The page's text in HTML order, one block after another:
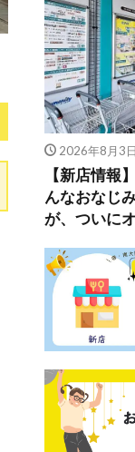
2026年8月3日
【新店情報
んなおなじ
が、ついに